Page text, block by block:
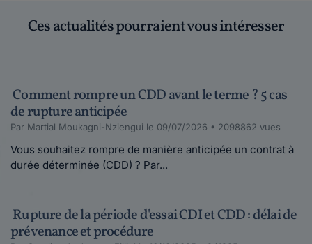
Ces actualités pourraient vous intéresser
Comment rompre un CDD avant le terme ? 5 cas
de rupture anticipée
Par Martial Moukagni-Nziengui le 09/07/2026 • 2098862 vues
Vous souhaitez rompre de manière anticipée un contrat à
durée déterminée (CDD) ? Par...
Rupture de la période d'essai CDI et CDD : délai de
prévenance et procédure